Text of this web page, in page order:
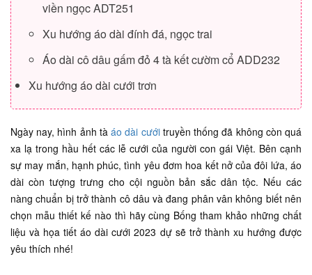
viền ngọc ADT251
Xu hướng áo dài đính đá, ngọc trai
Áo dài cô dâu gấm đỏ 4 tà kết cườm cổ ADD232
Xu hướng áo dài cưới trơn
Ngày nay, hình ảnh tàáo dài cướitruyền thống đã không còn quá
xa lạ trong hầu hết các lễ cưới của người con gái Việt. Bên cạnh
sự may mắn, hạnh phúc, tình yêu đơm hoa kết nở của đôi lứa, áo
dài còn tượng trưng cho cội nguồn bản sắc dân tộc. Nếu các
nàng chuẩn bị trở thành cô dâu và đang phân vân không biết nên
chọn mẫu thiết kế nào thì hãy cùng Bống tham khảo những chất
liệu và họa tiết áo dài cưới 2023 dự sẽ trở thành xu hướng được
yêu thích nhé!